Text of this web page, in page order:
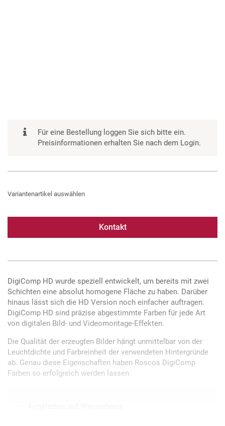
Für eine Bestellung loggen Sie sich bitte ein.
Preisinformationen erhalten Sie nach dem Login.
Variantenartikel auswählen
Kontakt
DigiComp HD wurde speziell entwickelt, um bereits mit zwei
Schichten eine absolut homogene Fläche zu haben. Darüber
hinaus lässt sich die HD Version noch einfacher auftragen.
DigiComp HD sind präzise abgestimmte Farben für jede Art
von digitalen Bild- und Videomontage-Effekten.
Die Qualität der erzeugten Bilder hängt unmittelbar von der
Leuchtdichte und Farbreinheit der verwendeten Hintergründe
ab. Genau diese Eigenschaften haben Roscos DigiComp
Farben so erfolgreich werden lassen.